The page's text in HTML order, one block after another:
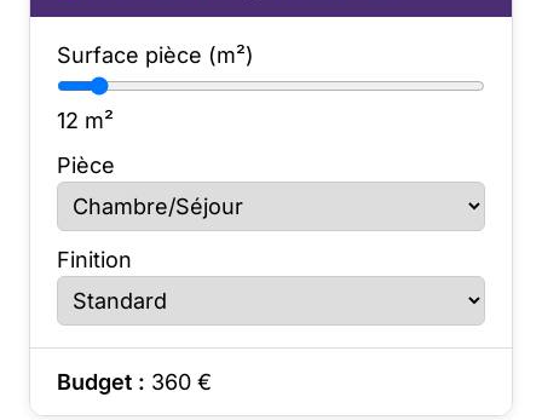
Surface pièce (m²)
12 m²
Pièce
Finition
Budget : 360 €